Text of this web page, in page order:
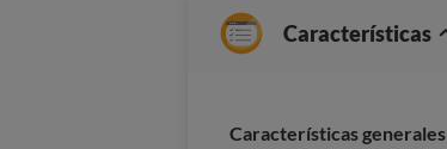
Características
Características generales